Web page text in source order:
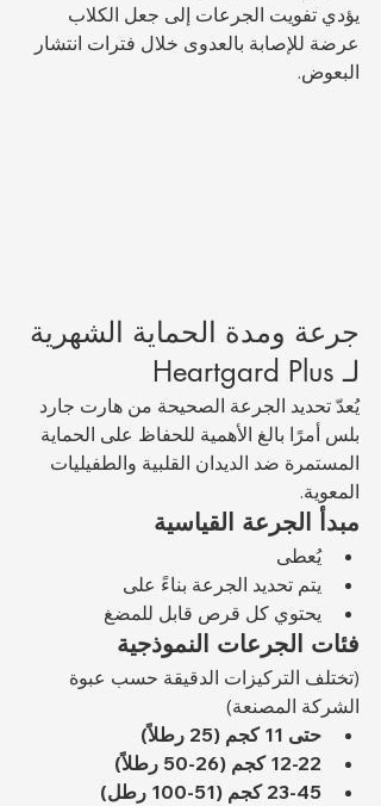
يؤدي تفويت الجرعات إلى جعل الكلاب
عرضة للإصابة بالعدوى خلال فترات انتشار
البعوض.
جرعة ومدة الحماية الشهرية
لـ Heartgard Plus
يُعدّ تحديد الجرعة الصحيحة من هارت جارد
بلس أمرًا بالغ الأهمية للحفاظ على الحماية
المستمرة ضد الديدان القلبية والطفيليات
المعوية.
مبدأ الجرعة القياسية
يُعطى
يتم تحديد الجرعة بناءً على
يحتوي كل قرص قابل للمضغ
فئات الجرعات النموذجية
(تختلف التركيزات الدقيقة حسب عبوة
الشركة المصنعة)
حتى 11 كجم (25 رطلاً)
12-22 كجم (26-50 رطلاً)
23-45 كجم (51-100 رطل)